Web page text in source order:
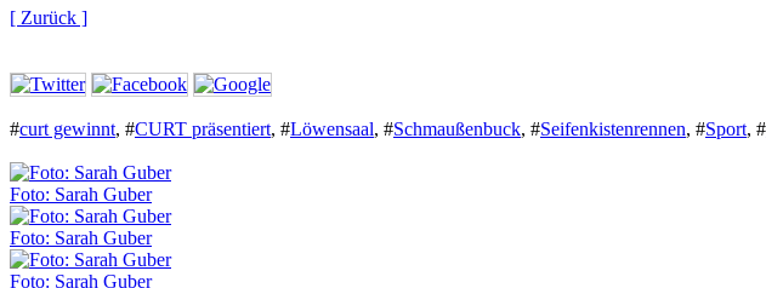
[ Zurück ]
#curt gewinnt, #CURT präsentiert, #Löwensaal, #Schmaußenbuck, #Seifenkistenrennen, #Sport, #
Foto: Sarah Guber
Foto: Sarah Guber
Foto: Sarah Guber